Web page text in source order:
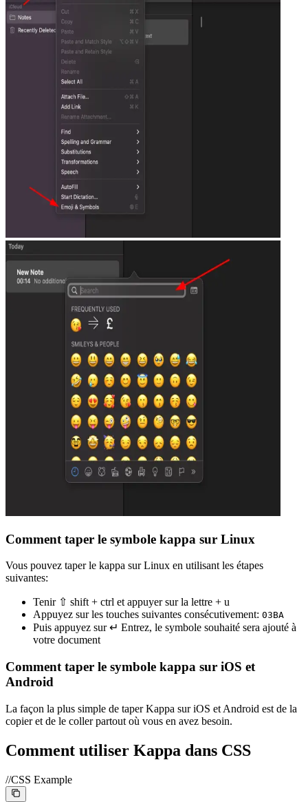
Comment taper le symbole kappa sur Linux
Vous pouvez taper le kappa sur Linux en utilisant les étapes
suivantes:
Tenir ⇧ shift + ctrl et appuyer sur la lettre + u
Appuyez sur les touches suivantes consécutivement: 03BA
Puis appuyez sur ↵ Entrez, le symbole souhaité sera ajouté à
votre document
Comment taper le symbole kappa sur iOS et
Android
La façon la plus simple de taper Kappa sur iOS et Android est de la
copier et de le coller partout où vous en avez besoin.
Comment utiliser Kappa dans CSS
//CSS Example